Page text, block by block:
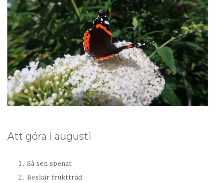
Att göra i augusti
Så sen spenat
Beskär fruktträd